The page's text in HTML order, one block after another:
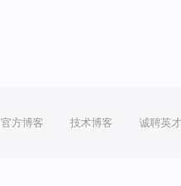
官方博客 技术博客 诚聘英才